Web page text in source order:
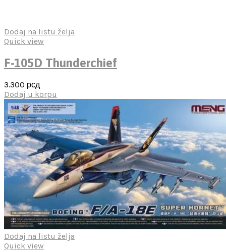
Dodaj na listu želja
Quick view
F-105D Thunderchief
3.300 рсд
Dodaj u korpu
Dodaj na listu želja
Quick view